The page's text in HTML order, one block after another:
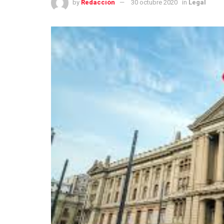
by Redacción 30 octubre 2020 in Legal